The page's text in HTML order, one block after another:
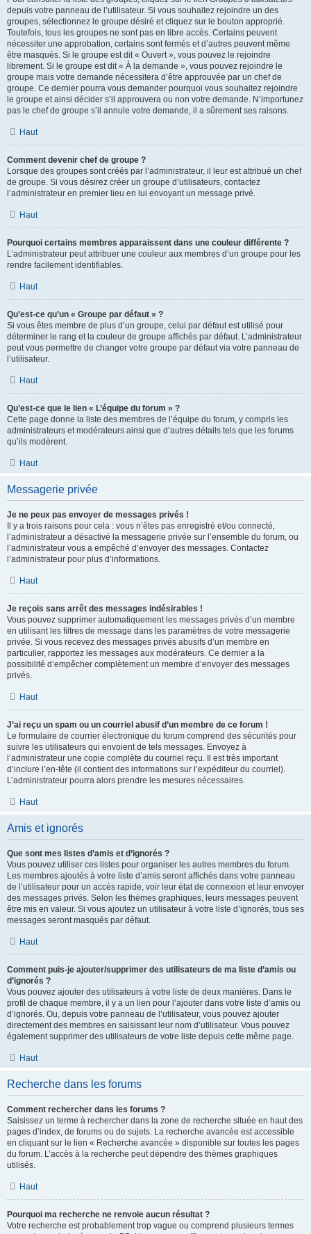
depuis votre panneau de l’utilisateur. Si vous souhaitez rejoindre un des
groupes, sélectionnez le groupe désiré et cliquez sur le bouton approprié.
Toutefois, tous les groupes ne sont pas en libre accès. Certains peuvent
nécessiter une approbation, certains sont fermés et d’autres peuvent même
être masqués. Si le groupe est dit « Ouvert », vous pouvez le rejoindre
librement. Si le groupe est dit « À la demande », vous pouvez rejoindre le
groupe mais votre demande nécessitera d’être approuvée par un chef de
groupe. Ce dernier pourra vous demander pourquoi vous souhaitez rejoindre
le groupe et ainsi décider s’il approuvera ou non votre demande. N’importunez
pas le chef de groupe s’il annule votre demande, il a sûrement ses raisons.
Haut
Comment devenir chef de groupe ?
Lorsque des groupes sont créés par l’administrateur, il leur est attribué un chef
de groupe. Si vous désirez créer un groupe d’utilisateurs, contactez
l’administrateur en premier lieu en lui envoyant un message privé.
Haut
Pourquoi certains membres apparaissent dans une couleur différente ?
L’administrateur peut attribuer une couleur aux membres d’un groupe pour les
rendre facilement identifiables.
Haut
Qu’est-ce qu’un « Groupe par défaut » ?
Si vous êtes membre de plus d’un groupe, celui par défaut est utilisé pour
déterminer le rang et la couleur de groupe affichés par défaut. L’administrateur
peut vous permettre de changer votre groupe par défaut via votre panneau de
l’utilisateur.
Haut
Qu’est-ce que le lien « L’équipe du forum » ?
Cette page donne la liste des membres de l’équipe du forum, y compris les
administrateurs et modérateurs ainsi que d’autres détails tels que les forums
qu’ils modèrent.
Haut
Messagerie privée
Je ne peux pas envoyer de messages privés !
Il y a trois raisons pour cela : vous n’êtes pas enregistré et/ou connecté,
l’administrateur a désactivé la messagerie privée sur l’ensemble du forum, ou
l’administrateur vous a empêché d’envoyer des messages. Contactez
l’administrateur pour plus d’informations.
Haut
Je reçois sans arrêt des messages indésirables !
Vous pouvez supprimer automatiquement les messages privés d’un membre
en utilisant les filtres de message dans les paramètres de votre messagerie
privée. Si vous recevez des messages privés abusifs d’un membre en
particulier, rapportez les messages aux modérateurs. Ce dernier a la
possibilité d’empêcher complètement un membre d’envoyer des messages
privés.
Haut
J’ai reçu un spam ou un courriel abusif d’un membre de ce forum !
Le formulaire de courrier électronique du forum comprend des sécurités pour
suivre les utilisateurs qui envoient de tels messages. Envoyez à
l’administrateur une copie complète du courriel reçu. Il est très important
d’inclure l’en-tête (il contient des informations sur l’expéditeur du courriel).
L’administrateur pourra alors prendre les mesures nécessaires.
Haut
Amis et ignorés
Que sont mes listes d’amis et d’ignorés ?
Vous pouvez utiliser ces listes pour organiser les autres membres du forum.
Les membres ajoutés à votre liste d’amis seront affichés dans votre panneau
de l’utilisateur pour un accès rapide, voir leur état de connexion et leur envoyer
des messages privés. Selon les thèmes graphiques, leurs messages peuvent
être mis en valeur. Si vous ajoutez un utilisateur à votre liste d’ignorés, tous ses
messages seront masqués par défaut.
Haut
Comment puis-je ajouter/supprimer des utilisateurs de ma liste d’amis ou
d’ignorés ?
Vous pouvez ajouter des utilisateurs à votre liste de deux manières. Dans le
profil de chaque membre, il y a un lien pour l’ajouter dans votre liste d’amis ou
d’ignorés. Ou, depuis votre panneau de l’utilisateur, vous pouvez ajouter
directement des membres en saisissant leur nom d’utilisateur. Vous pouvez
également supprimer des utilisateurs de votre liste depuis cette même page.
Haut
Recherche dans les forums
Comment rechercher dans les forums ?
Saisissez un terme à rechercher dans la zone de recherche située en haut des
pages d’index, de forums ou de sujets. La recherche avancée est accessible
en cliquant sur le lien « Recherche avancée » disponible sur toutes les pages
du forum. L’accès à la recherche peut dépendre des thèmes graphiques
utilisés.
Haut
Pourquoi ma recherche ne renvoie aucun résultat ?
Votre recherche est probablement trop vague ou comprend plusieurs termes